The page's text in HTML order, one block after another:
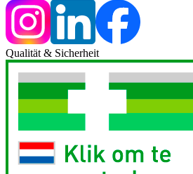
Qualität & Sicherheit